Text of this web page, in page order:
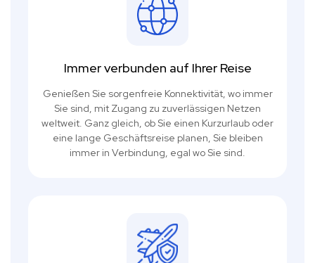
Immer verbunden auf Ihrer Reise
Genießen Sie sorgenfreie Konnektivität, wo immer
Sie sind, mit Zugang zu zuverlässigen Netzen
weltweit. Ganz gleich, ob Sie einen Kurzurlaub oder
eine lange Geschäftsreise planen, Sie bleiben
immer in Verbindung, egal wo Sie sind.